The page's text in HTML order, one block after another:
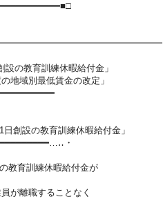
━━━━━■□
の教育訓練休暇給付金」
地域別最低賃金の改定」
━━━━
日創設の教育訓練休暇給付金」
━━━…‥・
育訓練休暇給付金が
離職することなく